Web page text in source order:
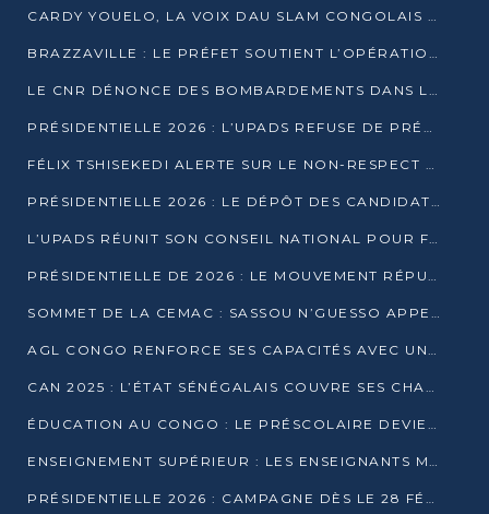
CARDY YOUELO, LA VOIX DAU SLAM CONGOLAIS QUI INTERPELLE LE MONDE
BRAZZAVILLE : LE PRÉFET SOUTIENT L’OPÉRATION « ZÉRO KULUNA » ET APPELLE À LA VIGILANCE CITOYENNE
LE CNR DÉNONCE DES BOMBARDEMENTS DANS LE POOL ET ACCUSE LE GOUVERNEMENT
PRÉSIDENTIELLE 2026 : L’UPADS REFUSE DE PRÉSENTER UN CANDIDAT ET DÉNONCE UN PROCESSUS NON CRÉDIBLE
FÉLIX TSHISEKEDI ALERTE SUR LE NON-RESPECT DES ENGAGEMENTS DE PAIX APRÈS SA RENCONTRE AVEC D. SASSOU-NGUESSO
PRÉSIDENTIELLE 2026 : LE DÉPÔT DES CANDIDATURES OUVERT DU 29 JANVIER AU 12 FÉVRIER
L’UPADS RÉUNIT SON CONSEIL NATIONAL POUR FIXER SA LIGNE POLITIQUE À DEUX MOIS DE LA PRÉSIDENTIELLE
PRÉSIDENTIELLE DE 2026 : LE MOUVEMENT RÉPUBLICAIN DÉNONCE UNE CONVOCATION ÉLECTORALE « OPAQUE ET PRÉCIPITÉE »
SOMMET DE LA CEMAC : SASSOU N’GUESSO APPELLE À LA VIGILANCE FACE AUX RISQUES ÉCONOMIQUES
AGL CONGO RENFORCE SES CAPACITÉS AVEC UNE GRUE DE 250 TONNES
CAN 2025 : L’ÉTAT SÉNÉGALAIS COUVRE SES CHAMPIONS D’AFRIQUE DE RÉCOMPENSES EXCEPTIONNELLES
ÉDUCATION AU CONGO : LE PRÉSCOLAIRE DEVIENT OBLIGATOIRE, LE BTS CONSACRÉ DIPLÔME D’ÉTAT
ENSEIGNEMENT SUPÉRIEUR : LES ENSEIGNANTS MAINTIENNENT LA GRÈVE ET EXIGENT UN ACCORD ÉCRIT AVEC L’ÉTAT
PRÉSIDENTIELLE 2026 : CAMPAGNE DÈS LE 28 FÉVRIER, SCRUTIN LES 12 ET 15 MARS